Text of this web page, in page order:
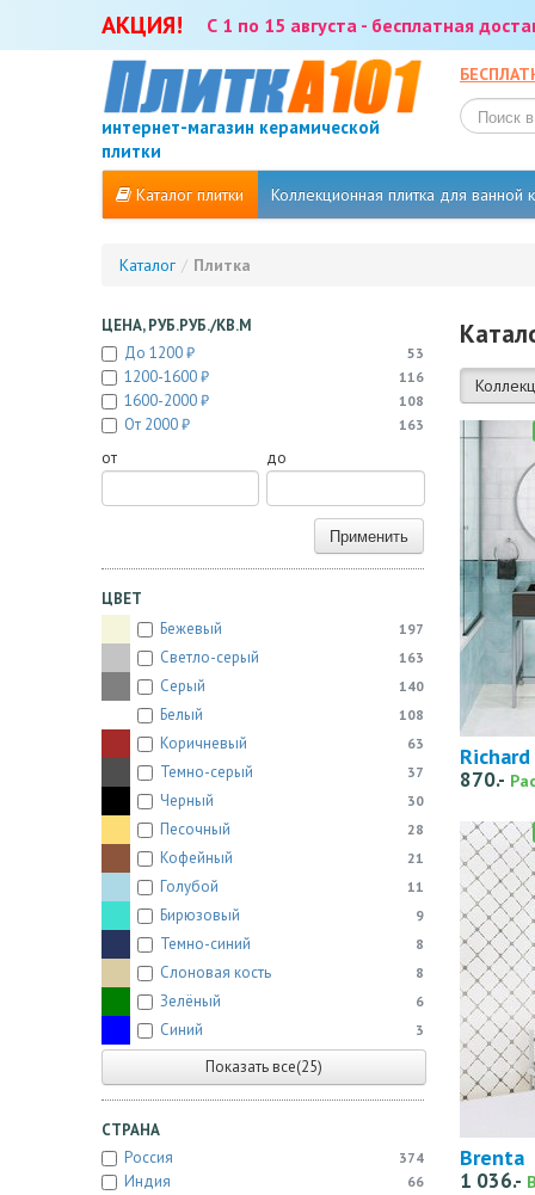
АКЦИЯ! С 1 по 15 августа - бесплатная
интернет-магазин керамической
плитки
Каталог плитки Коллекционная плитка для ванной
Каталог / Плитка
ЦЕНА, РУБ.РУБ./КВ.М
До 1200 ₽
53
1200-1600 ₽ 116
1600-2000 ₽ 108
От 2000 ₽ 163
от до
Применить
ЦВЕТ
Бежевый
197
Светло-серый 163
Серый 140
Белый 108
Коричневый 63
Темно-серый 37
Черный 30
Песочный 28
Кофейный 21
Голубой 11
Бирюзовый 9
Темно-синий 8
Слоновая кость 8
Зелёный 6
Синий 3
Показать все(25)
СТРАНА
Россия
374
Индия 66
Richard
870.-
Brenta
1 036.-